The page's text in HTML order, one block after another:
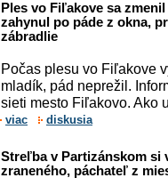
Ples vo Fiľakove sa
zahynul po páde z okna,
zábradlie
Počas plesu vo Fiľakove
mladík, pád neprežil.
sieti mesto Fiľakovo. Ako
viac diskusia
Streľba v Partizánskom si
zraneného, páchateľ z